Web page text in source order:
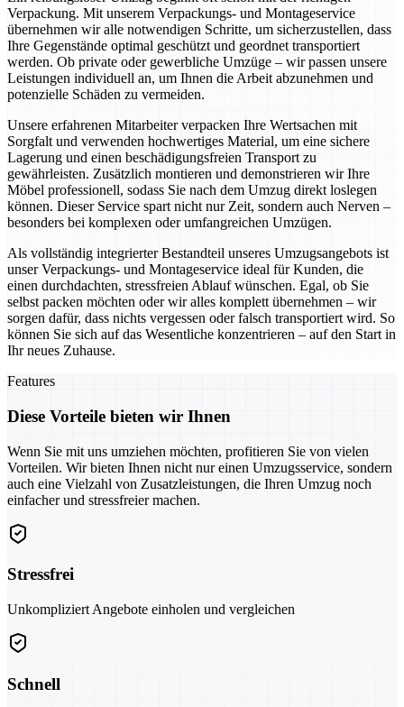
Verpackung. Mit unserem Verpackungs- und Montageservice
übernehmen wir alle notwendigen Schritte, um sicherzustellen, dass
Ihre Gegenstände optimal geschützt und geordnet transportiert
werden. Ob private oder gewerbliche Umzüge – wir passen unsere
Leistungen individuell an, um Ihnen die Arbeit abzunehmen und
potenzielle Schäden zu vermeiden.
Unsere erfahrenen Mitarbeiter verpacken Ihre Wertsachen mit
Sorgfalt und verwenden hochwertiges Material, um eine sichere
Lagerung und einen beschädigungsfreien Transport zu
gewährleisten. Zusätzlich montieren und demonstrieren wir Ihre
Möbel professionell, sodass Sie nach dem Umzug direkt loslegen
können. Dieser Service spart nicht nur Zeit, sondern auch Nerven –
besonders bei komplexen oder umfangreichen Umzügen.
Als vollständig integrierter Bestandteil unseres Umzugsangebots ist
unser Verpackungs- und Montageservice ideal für Kunden, die
einen durchdachten, stressfreien Ablauf wünschen. Egal, ob Sie
selbst packen möchten oder wir alles komplett übernehmen – wir
sorgen dafür, dass nichts vergessen oder falsch transportiert wird. So
können Sie sich auf das Wesentliche konzentrieren – auf den Start in
Ihr neues Zuhause.
Features
Diese Vorteile bieten wir Ihnen
Wenn Sie mit uns umziehen möchten, profitieren Sie von vielen
Vorteilen. Wir bieten Ihnen nicht nur einen Umzugsservice, sondern
auch eine Vielzahl von Zusatzleistungen, die Ihren Umzug noch
einfacher und stressfreier machen.
Stressfrei
Unkompliziert Angebote einholen und vergleichen
Schnell